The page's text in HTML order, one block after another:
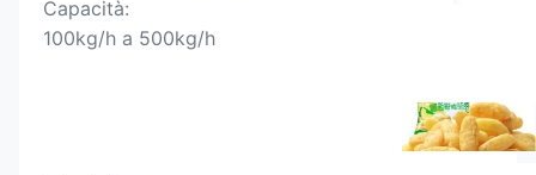
Capacità:
100kg/h a 500kg/h